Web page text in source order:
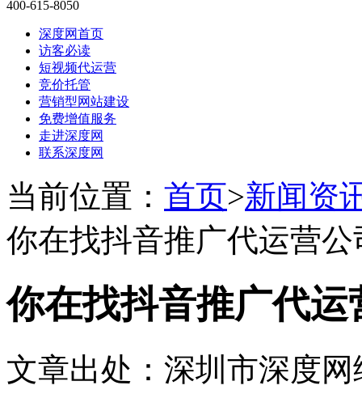
400-615-8050
深度网首页
访客必读
短视频代运营
竞价托管
营销型网站建设
免费增值服务
走进深度网
联系深度网
当前位置： 首页>新闻资
你在找抖音推广代运营公
你在找抖音推广代运
文章出处：深圳市深度